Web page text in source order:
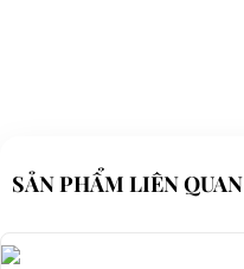
SẢN PHẨM LIÊN QUAN